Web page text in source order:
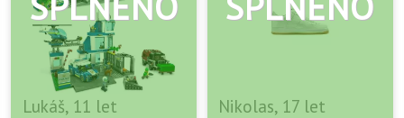
Lukáš, 11 let Nikolas, 17 let